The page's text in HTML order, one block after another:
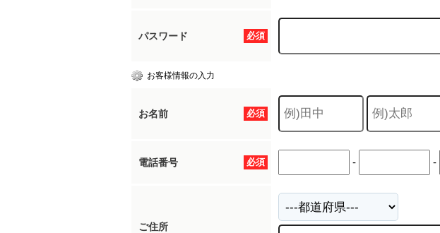
必須
パスワード
お客様情報の入力
必須
お名前
必須
電話番号 - -
ご住所